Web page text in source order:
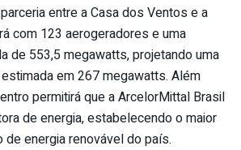
entre a Casa dos Ventos e a
com 123 aerogeradores e uma
de 553,5 megawatts, projetando uma
em 267 megawatts. Além
permitirá que a ArcelorMittal Brasil
de energia, estabelecendo o maior
energia renovável do país.